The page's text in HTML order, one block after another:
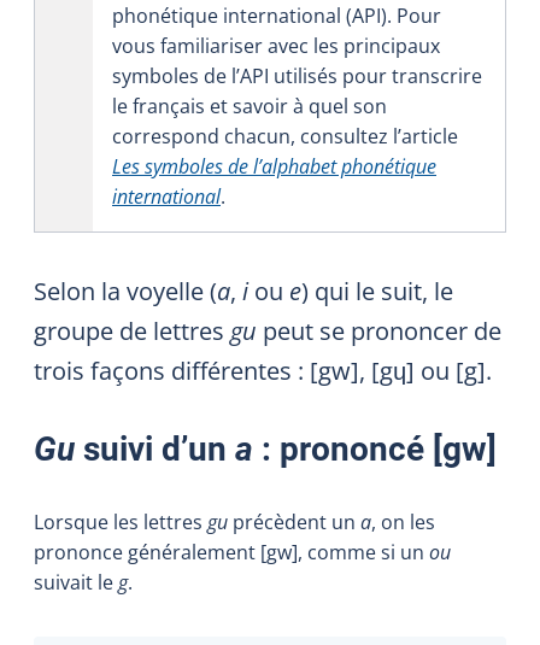
phonétique international (API). Pour
vous familiariser avec les principaux
symboles de l’API utilisés pour transcrire
le français et savoir à quel son
correspond chacun, consultez l’article
Les symboles de l’alphabet phonétique
international.
Selon la voyelle (a, iou e) qui le suit, le
groupe de lettres gu peut se prononcer de
trois façons différentes : [gw], [gɥ] ou [g].
Gu suivi d’un a : prononcé [gw]
Lorsque les lettres gu précèdent un a, on les
prononce généralement [gw], comme si un ou
suivait leg.